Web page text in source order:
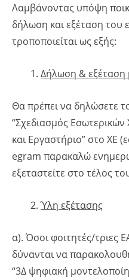
Λαμβάνοντας υπόψη
δήλωση και εξέταση του
τροποποιείται ως εξής:
Δήλωση & εξέταση
Θα πρέπει να δηλώσετε
“Σχεδιασμός
και Εργαστήριο” στο ΧΕ
egram παρακαλώ
εξεταστείτε στο τέλος
Ύλη εξέτασης
α). Όσοι φοιτητές/τριες
δύνανται να
“3Δ ψηφιακή